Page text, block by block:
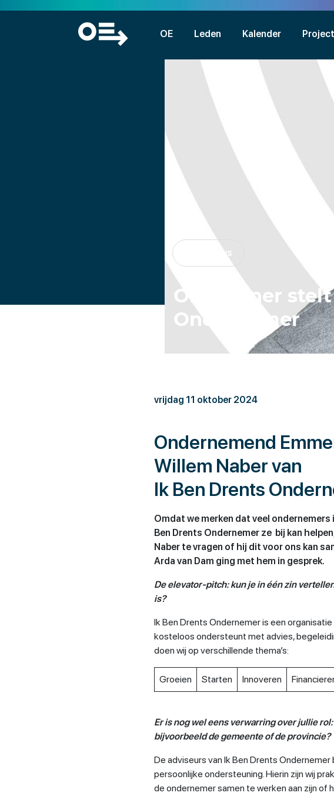
OE Leden Kalender
Nieuws
OE-partner
Ondernemer
vrijdag 11 oktober 2024
Ondernemend
Willem Naber van
Ik Ben Drents
Omdat we merken dat veel ondernemers
Ben Drents Ondernemer ze bij kan
Naber te vragen of hij dit voor ons kan
Arda van Dam ging met hem in gesprek.
De elevator-pitch: kun je in één zin
is?
Ik Ben Drents Ondernemer is een
kosteloos ondersteunt met advies,
doen wij op verschillende thema’s:
Groeien Starten Innoveren
Er is nog wel eens verwarring over jullie
bijvoorbeeld de gemeente of de provincie?
De adviseurs van Ik Ben Drents
persoonlijke ondersteuning. Hierin zijn wij
de ondernemer samen te werken aan zijn of